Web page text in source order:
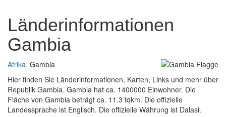
Länderinformationen
Gambia
Afrika, Gambia
Hier finden Sie Länderinformationen, Karten, Links und mehr über
Republik Gambia. Gambia hat ca. 1400000 Einwohner. Die
Fläche von Gambia beträgt ca. 11.3 tqkm. Die offizielle
Landessprache ist Englisch. Die offizielle Währung ist Dalasi.